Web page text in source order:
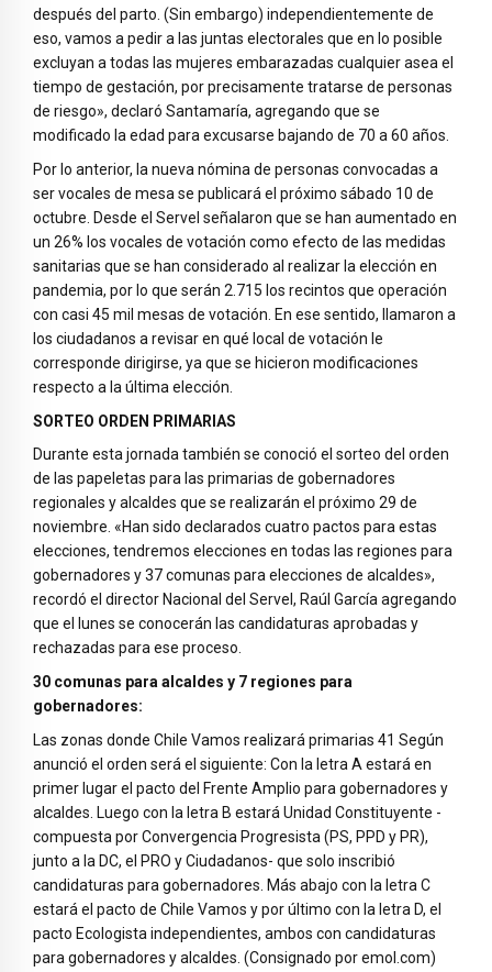
después del parto. (Sin embargo) independientemente de
eso, vamos a pedir a las juntas electorales que en lo posible
excluyan a todas las mujeres embarazadas cualquier asea el
tiempo de gestación, por precisamente tratarse de personas
de riesgo», declaró Santamaría, agregando que se
modificado la edad para excusarse bajando de 70 a 60 años.
Por lo anterior, la nueva nómina de personas convocadas a
ser vocales de mesa se publicará el próximo sábado 10 de
octubre. Desde el Servel señalaron que se han aumentado en
un 26% los vocales de votación como efecto de las medidas
sanitarias que se han considerado al realizar la elección en
pandemia, por lo que serán 2.715 los recintos que operación
con casi 45 mil mesas de votación. En ese sentido, llamaron a
los ciudadanos a revisar en qué local de votación le
corresponde dirigirse, ya que se hicieron modificaciones
respecto a la última elección.
SORTEO ORDEN PRIMARIAS
Durante esta jornada también se conoció el sorteo del orden
de las papeletas para las primarias de gobernadores
regionales y alcaldes que se realizarán el próximo 29 de
noviembre. «Han sido declarados cuatro pactos para estas
elecciones, tendremos elecciones en todas las regiones para
gobernadores y 37 comunas para elecciones de alcaldes»,
recordó el director Nacional del Servel, Raúl García agregando
que el lunes se conocerán las candidaturas aprobadas y
rechazadas para ese proceso.
30 comunas para alcaldes y 7 regiones para
gobernadores:
Las zonas donde Chile Vamos realizará primarias 41 Según
anunció el orden será el siguiente: Con la letra A estará en
primer lugar el pacto del Frente Amplio para gobernadores y
alcaldes. Luego con la letra B estará Unidad Constituyente -
compuesta por Convergencia Progresista (PS, PPD y PR),
junto a la DC, el PRO y Ciudadanos- que solo inscribió
candidaturas para gobernadores. Más abajo con la letra C
estará el pacto de Chile Vamos y por último con la letra D, el
pacto Ecologista independientes, ambos con candidaturas
para gobernadores y alcaldes. (Consignado por emol.com)